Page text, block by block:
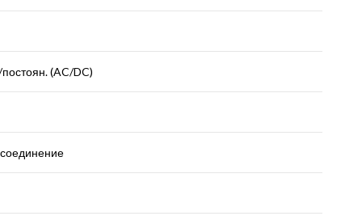
(AC/DC)